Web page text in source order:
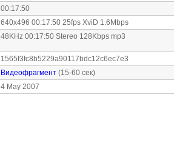
00:17:50
640x496 00:17:50 25fps XviD 1.6Mbps
48KHz 00:17:50 Stereo 128Kbps mp3
1565f3fc8b5229a90117bdc12c6ec7e3
Видеофрагмент (15-60 сек)
4 May 2007